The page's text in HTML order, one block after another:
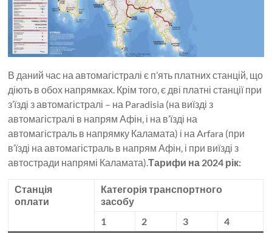
В даний час на автомагістралі є п’ять платних станцій, що
діють в обох напрямках. Крім того, є дві платні станції при
з’їзді з автомагістралі – на Paradisia (на виїзді з
автомагістралі в напрям Афін, і на в’їзді на
автомагістраль в напрямку Каламата) і на Arfara (при
в’їзді на автомагістраль в напрям Афін, і при виїзді з
автостради напрямі Каламата).Тарифи на 2024 рік:
Станція
оплати
Категорія транспортного
засобу
1
2 3
4